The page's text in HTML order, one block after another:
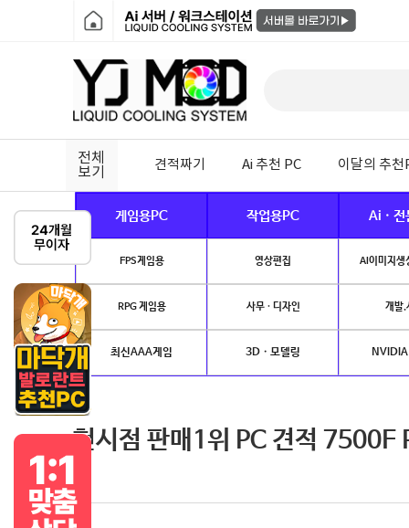
전체
보기
견적짜기 Ai 추천 PC 이달의 추천
게임용PC 작업용PC Ai · 전
FPS게임용 영상편집 AI이미지생
RPG 게임용 사무 · 디자인 개발.
최신AAA게임 3D · 모델링
현시점 판매1위 PC 견적 7500F